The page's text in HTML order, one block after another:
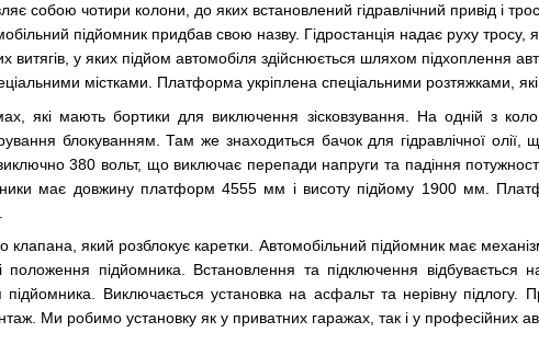
собою чотири колони, до яких встановлений гідравлічний привід і
підйомник придбав свою назву. Гідростанція надає руху
витягів, у яких підйом автомобіля здійснюється шляхом підхоплення
містками. Платформа укріплена спеціальними розтяжками, які
які мають бортики для виключення зісковзування. На одній з
блокуванням. Там же знаходиться бачок для гідравлічної олії,
380 вольт, що виключає перепади напруги та падіння
має довжину платформ 4555 мм і висоту підйому 1900 мм.
клапана, який розблокує каретки. Автомобільний підйомник має
і положення підйомника. Встановлення та підключення відбувається
Виключається установка на асфальт та нерівну підлогу.
Ми робимо установку як у приватних гаражах, так і у професійних